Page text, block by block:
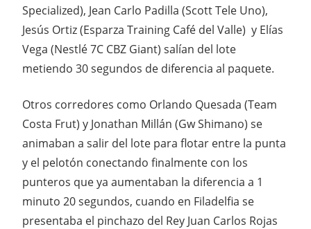
Specialized), Jean Carlo Padilla (Scott Tele Uno),
Jesús Ortiz (Esparza Training Café del Valle) y Elías
Vega (Nestlé 7C CBZ Giant) salían del lote
metiendo 30 segundos de diferencia al paquete.
Otros corredores como Orlando Quesada (Team
Costa Frut) y Jonathan Millán (Gw Shimano) se
animaban a salir del lote para flotar entre la punta
y el pelotón conectando finalmente con los
punteros que ya aumentaban la diferencia a 1
minuto 20 segundos, cuando en Filadelfia se
presentaba el pinchazo del Rey Juan Carlos Rojas